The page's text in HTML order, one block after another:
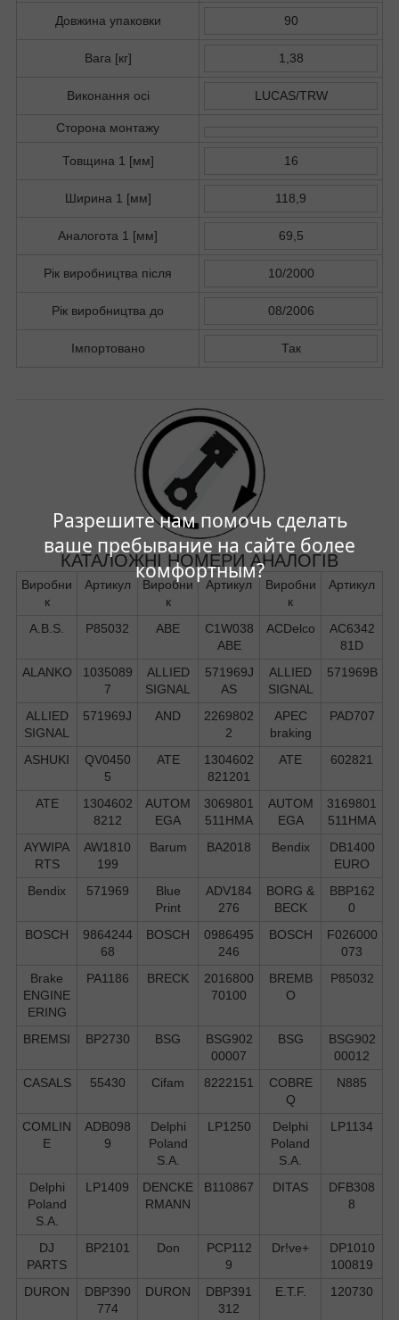
Разрешите нам помочь сделать
ваше пребывание на сайте более
комфортным?
Довжина упаковки 90
Вага [кг] 1,38
Виконання осі LUCAS/TRW
Сторона монтажу
Товщина 1 [мм] 16
Ширина 1 [мм] 118,9
Аналогота 1 [мм] 69,5
Рік виробництва після 10/2000
Рік виробництва до 08/2006
Імпортовано Так
КАТАЛОЖНІ НОМЕРИ АНАЛОГІВ
Виробни
к
Артикул
Виробни
к
Артикул
Виробни
к
Артикул
A.B.S. P85032 ABE
C1W038
ABE
ACDelco
AC6342
81D
ALANKO
1035089
7
ALLIED
SIGNAL
571969J
AS
ALLIED
SIGNAL
571969B
ALLIED
SIGNAL
571969J AND
2269802
2
APEC
braking
PAD707
ASHUKI
QV0450
5
ATE
1304602
821201
ATE 602821
ATE
1304602
8212
AUTOM
EGA
3069801
511HMA
AUTOM
EGA
3169801
511HMA
AYWIPA
RTS
AW1810
199
Barum BA2018 Bendix
DB1400
EURO
Bendix
571969
Blue
Print
ADV184
276
BORG &
BECK
BBP162
0
BOSCH
9864244
68
BOSCH
0986495
246
BOSCH
F026000
073
Brake
ENGINE
ERING
PA1186 BRECK
2016800
70100
BREMB
O
P85032
BREMSI BP2730 BSG
BSG902
00007
BSG
BSG902
00012
CASALS
55430 Cifam 8222151
COBRE
Q
N885
COMLIN
E
ADB098
9
Delphi
Poland
S.А.
LP1250
Delphi
Poland
S.А.
LP1134
Delphi
Poland
S.А.
LP1409
DENCKE
RMANN
B110867 DITAS
DFB308
8
DJ
PARTS
BP2101 Don
PCP112
9
Dr!ve+
DP1010
100819
DURON
DBP390
774
DURON
DBP391
312
E.T.F. 120730